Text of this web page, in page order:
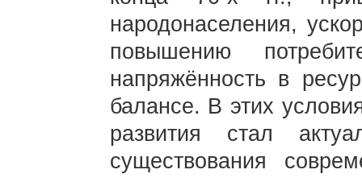
народонаселения,
повышению
напряжённость в
балансе. В этих
развития стал
существования